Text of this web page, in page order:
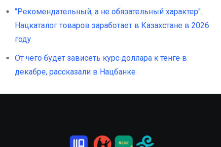
"Рекомендательный, а не обязательный характер".
Нацкаталог товаров заработает в Казахстане в 2026
году
От чего будет зависеть курс доллара к тенге в
декабре, рассказали в Нацбанке